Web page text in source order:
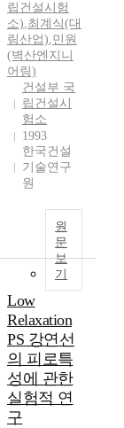
립건설시험
소),최계식(대
림산업),민원
(벽산엔지니
어링)
건설부 국
립건설시
험소
1993
한국건설
기술연구
원
원
문
보
기
Low
Relaxation
PS 강연선
의 피로특
성에 관한
실험적 연
구